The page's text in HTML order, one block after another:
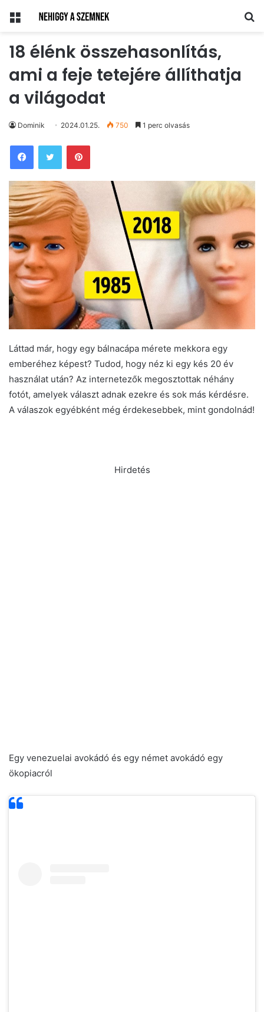
Menü
18 élénk összehasonlítás,
ami a feje tetejére állíthatja
a világodat
Dominik 2024.01.25. 750 1 perc olvasás
Pinterest
Láttad már, hogy egy bálnacápa mérete mekkora egy
emberéhez képest? Tudod, hogy néz ki egy kés 20 év
használat után? Az internetezők megosztottak néhány
fotót, amelyek választ adnak ezekre és sok más kérdésre.
A válaszok egyébként még érdekesebbek, mint gondolnád!
Hirdetés
Egy venezuelai avokádó és egy német avokádó egy
ökopiacról